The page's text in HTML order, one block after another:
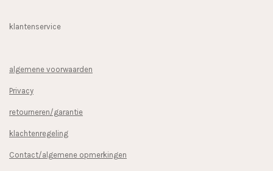
klantenservice
algemene voorwaarden
Privacy
retourneren/garantie
klachtenregeling
Contact/algemene opmerkingen